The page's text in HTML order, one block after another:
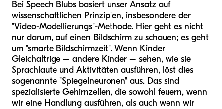
Bei Speech Blubs basiert unser Ansatz auf
wissenschaftlichen Prinzipien, insbesondere der
"Video-Modellierungs"-Methode. Hier geht es nicht
nur darum, auf einen Bildschirm zu schauen; es geht
um "smarte Bildschirmzeit". Wenn Kinder
Gleichaltrige – andere Kinder – sehen, wie sie
Sprachlaute und Aktivitäten ausführen, löst dies
sogenannte "Spiegelneuronen" aus. Das sind
spezialisierte Gehirnzellen, die sowohl feuern, wenn
wir eine Handlung ausführen, als auch wenn wir